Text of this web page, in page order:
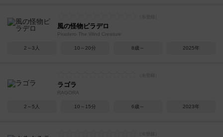
風の怪物ピラデロ
Piradero The Wind Creature
2～3人 10～20分 8歳～ 2025年
ラゴラ
RAGORA
2～5人 10～15分 6歳～ 2023年